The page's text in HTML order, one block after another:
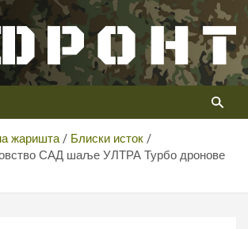
ФРОНТ
у Србији
жаришта
Блиски исток
САД шаље УЛТРА Турбо дронове